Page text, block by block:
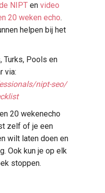
NIPT en video
20 weken echo.
helpen bij het
Turks, Pools en
via:
nipt-seo/
20 wekenecho
zelf of je een
wilt laten doen en
Ook kun je op elk
stoppen.